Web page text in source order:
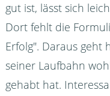
gut ist, lässt sich
Dort fehlt die
Erfolg". Daraus geht
seiner Laufbahn
gehabt hat.